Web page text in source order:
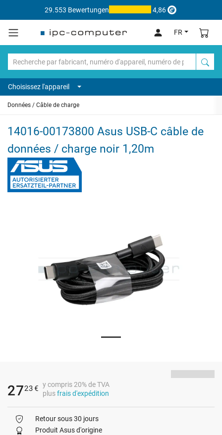
29.553 Bewertungen 4,86
FR
Choisissez l'appareil
Données / Câble de charge
14016-00173800 Asus USB-C câble de
données / charge noir 1,20m
2723 € y compris 20% de TVA
plusfrais d'expédition
Retour sous 30 jours
Produit Asus d'origine